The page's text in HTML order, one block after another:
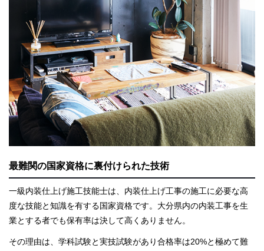
最難関の国家資格に裏付けられた技術
一級内装仕上げ施工技能士は、内装仕上げ工事の施工に必要な高
度な技能と知識を有する国家資格です。大分県内の内装工事を生
業とする者でも保有率は決して高くありません。
その理由は、学科試験と実技試験があり合格率は20%と極めて難